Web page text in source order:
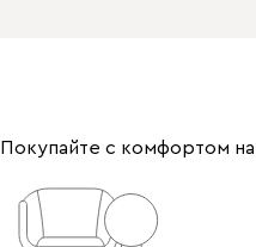
Покупайте с комфортом